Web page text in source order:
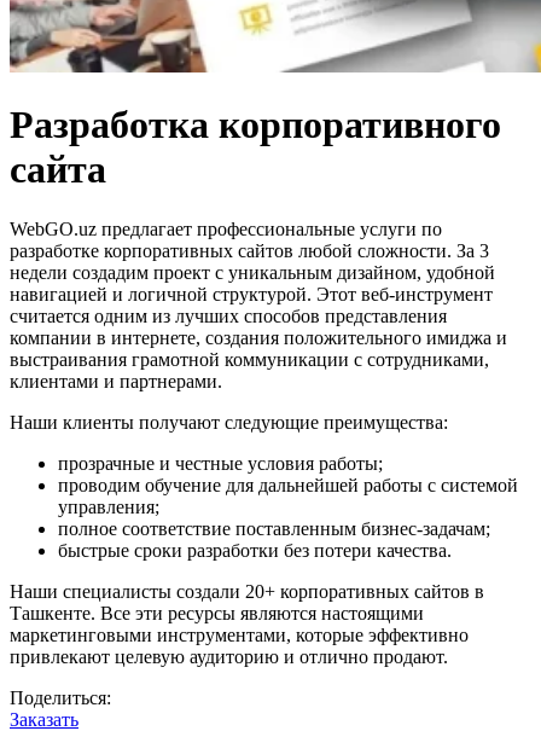
Разработка корпоративного
сайта
WebGO.uz предлагает профессиональные услуги по
разработке корпоративных сайтов любой сложности. За 3
недели создадим проект с уникальным дизайном, удобной
навигацией и логичной структурой. Этот веб-инструмент
считается одним из лучших способов представления
компании в интернете, создания положительного имиджа и
выстраивания грамотной коммуникации с сотрудниками,
клиентами и партнерами.
Наши клиенты получают следующие преимущества:
прозрачные и честные условия работы;
проводим обучение для дальнейшей работы с системой
управления;
полное соответствие поставленным бизнес-задачам;
быстрые сроки разработки без потери качества.
Наши специалисты создали 20+ корпоративных сайтов в
Ташкенте. Все эти ресурсы являются настоящими
маркетинговыми инструментами, которые эффективно
привлекают целевую аудиторию и отлично продают.
Поделиться:
Заказать